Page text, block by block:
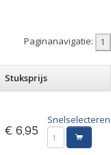
Paginanavigatie:
Stuksprijs
€ 6,95
Snelselecteren